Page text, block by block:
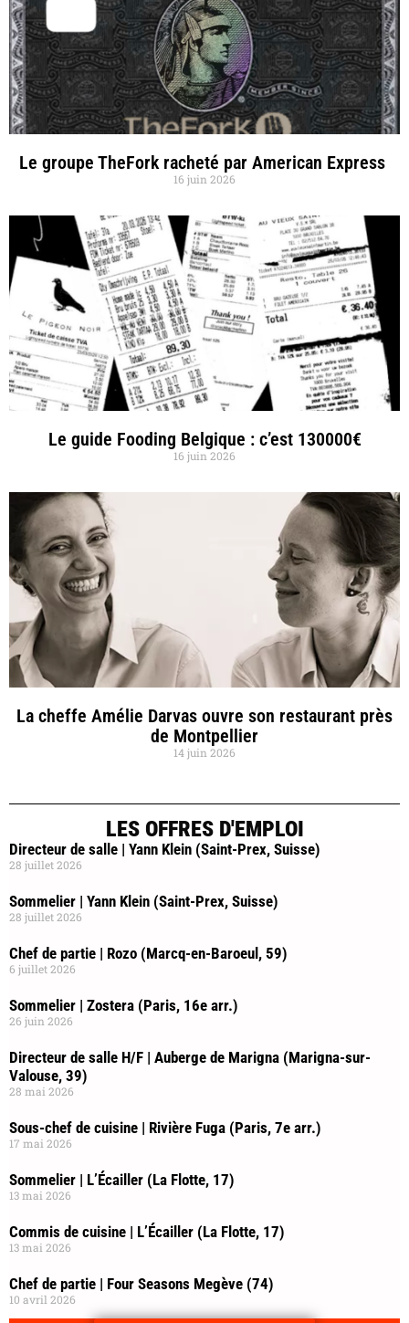
Le groupe TheFork racheté par American Express
16 juin 2026
Le guide Fooding Belgique : c’est 130000€
16 juin 2026
La cheffe Amélie Darvas ouvre son restaurant près
de Montpellier
14 juin 2026
LES OFFRES D'EMPLOI
Directeur de salle | Yann Klein (Saint-Prex, Suisse)
28 juillet 2026
Sommelier | Yann Klein (Saint-Prex, Suisse)
28 juillet 2026
Chef de partie | Rozo (Marcq-en-Baroeul, 59)
6 juillet 2026
Sommelier | Zostera (Paris, 16e arr.)
26 juin 2026
Directeur de salle H/F | Auberge de Marigna (Marigna-sur-
Valouse, 39)
28 mai 2026
Sous-chef de cuisine | Rivière Fuga (Paris, 7e arr.)
17 mai 2026
Sommelier | L’Écailler (La Flotte, 17)
13 mai 2026
Commis de cuisine | L’Écailler (La Flotte, 17)
13 mai 2026
Chef de partie | Four Seasons Megève (74)
10 avril 2026